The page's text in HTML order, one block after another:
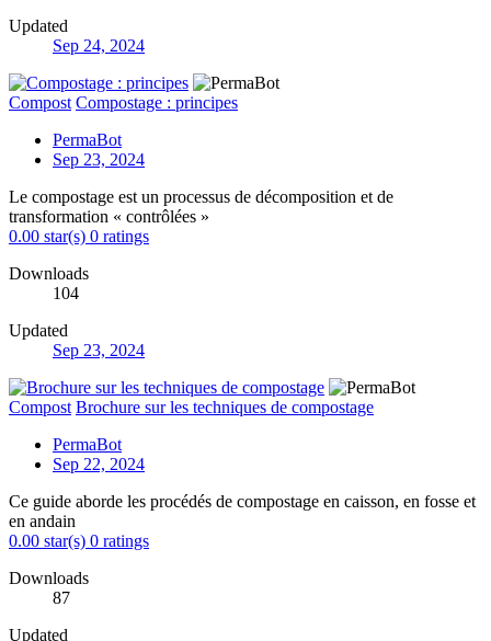
Updated
Sep 24, 2024
Compost Compostage : principes
PermaBot
Sep 23, 2024
Le compostage est un processus de décomposition et de
transformation « contrôlées »
0.00 star(s) 0 ratings
Downloads
104
Updated
Sep 23, 2024
Compost Brochure sur les techniques de compostage
PermaBot
Sep 22, 2024
Ce guide aborde les procédés de compostage en caisson, en fosse et
en andain
0.00 star(s) 0 ratings
Downloads
87
Updated